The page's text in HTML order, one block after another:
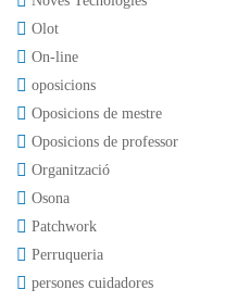
Olot
On-line
oposicions
Oposicions de mestre
Oposicions de professor
Organització
Osona
Patchwork
Perruqueria
persones cuidadores